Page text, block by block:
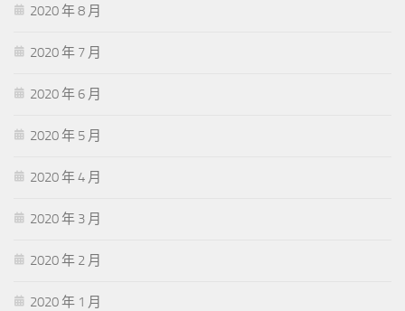
2020 年 8 月
2020 年 7 月
2020 年 6 月
2020 年 5 月
2020 年 4 月
2020 年 3 月
2020 年 2 月
2020 年 1 月